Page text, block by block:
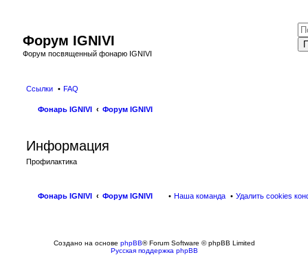
Форум IGNIVI
Форум посвященный фонарю IGNIVI
Ссылки FAQ
Фонарь IGNIVI Форум IGNIVI
Информация
Профилактика
Фонарь IGNIVI Форум IGNIVI Удалить cookies
Наша команда
Создано на основе phpBB® Forum Software © phpBB Limited
Русская поддержка phpBB